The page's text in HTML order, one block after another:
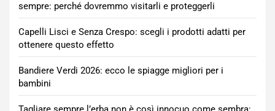
sempre: perché dovremmo visitarli e proteggerli
Capelli Lisci e Senza Crespo: scegli i prodotti adatti per
ottenere questo effetto
Bandiere Verdi 2026: ecco le spiagge migliori per i
bambini